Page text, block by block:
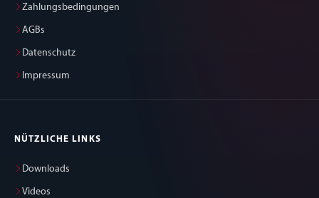
Zahlungsbedingungen
AGBs
Datenschutz
Impressum
NÜTZLICHE LINKS
Downloads
Videos